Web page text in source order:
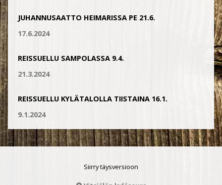
JUHANNUSAATTO HEIMARISSA PE 21.6.
17.6.2024
REISSUELLU SAMPOLASSA 9.4.
21.3.2024
REISSUELLU KYLÄTALOLLA TIISTAINA 16.1.
9.1.2024
Siirry täysversioon